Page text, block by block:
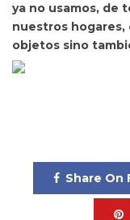
ya no usamos, de
nuestros hogares,
objetos sino
Share On